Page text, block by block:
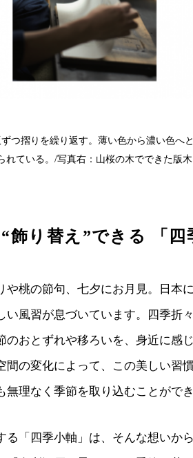
つ摺りを繰り返す。薄い色から濃い色へ
れている。/写真右：山桜の木でできた版
飾り替え”できる 「四
や桃の節句、七夕にお月見。日本
い風習が息づいています。四季折
のおとずれや移ろいを、身近に感
間の変化によって、この美しい習
無理なく季節を取り込むことがで
る「四季小軸」は、そんな想いか